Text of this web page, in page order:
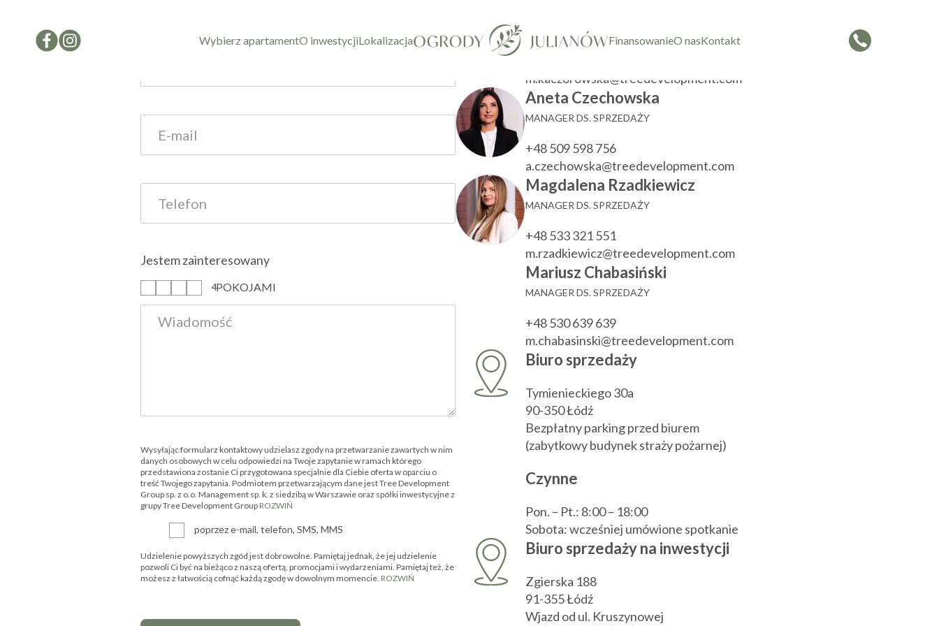
Wybierz apartamentO inwestycjiLokalizacja FinansowanieO nasKontakt
Jestem zainteresowany
4POKOJAMI
Wysyłając formularz kontaktowy udzielasz zgody na przetwarzanie zawartych w nim
danych osobowych w celu odpowiedzi na Twoje zapytanie w ramach którego
przedstawiona zostanie Ci przygotowana specjalnie dla Ciebie oferta w oparciu o
treść Twojego zapytania. Podmiotem przetwarzającym dane jest Tree Development
Group sp. z o.o. Management sp. k. z siedzibą w Warszawie oraz spółki inwestycyjne z
grupy Tree Development Group ROZWIŃ
poprzez e-mail, telefon, SMS, MMS
Udzielenie powyższych zgód jest dobrowolne. Pamiętaj jednak, że jej udzielenie
pozwoli Ci być na bieżąco z naszą ofertą, promocjami i wydarzeniami. Pamiętaj też, że
możesz z łatwością cofnąć każdą zgodę w dowolnym momencie. ROZWIŃ
KIEROWNIK DZIAŁU SPRZEDAŻY
m.kaczorowska@treedevelopment.com
Aneta Czechowska
MANAGER DS. SPRZEDAŻY
+48 509 598 756
a.czechowska@treedevelopment.com
Magdalena Rzadkiewicz
MANAGER DS. SPRZEDAŻY
+48 533 321 551
m.rzadkiewicz@treedevelopment.com
Mariusz Chabasiński
MANAGER DS. SPRZEDAŻY
+48 530 639 639
m.chabasinski@treedevelopment.com
Biuro sprzedaży
Tymienieckiego 30a
90-350 Łódź
Bezpłatny parking przed biurem
(zabytkowy budynek straży pożarnej)
Czynne
Pon. – Pt.: 8:00 – 18:00
Sobota: wcześniej umówione spotkanie
Biuro sprzedaży na inwestycji
Zgierska 188
91-355 Łódź
Wjazd od ul. Kruszynowej